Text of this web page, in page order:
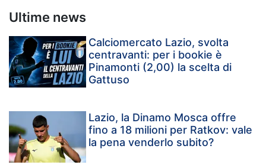
Ultime news
Calciomercato Lazio, svolta
centravanti: per i bookie è
Pinamonti (2,00) la scelta di
Gattuso
Lazio, la Dinamo Mosca offre
fino a 18 milioni per Ratkov: vale
la pena venderlo subito?